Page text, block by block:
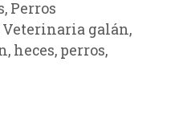
, Perros
galán,
, heces, perros,